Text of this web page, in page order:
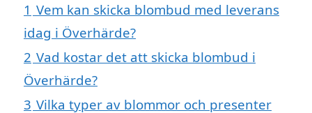
1 Vem kan skicka blombud med leverans
idag i Överhärde?
2 Vad kostar det att skicka blombud i
Överhärde?
3 Vilka typer av blommor och presenter